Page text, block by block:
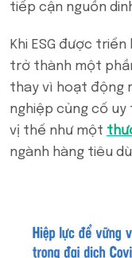
tiếp cận nguồn
Khi ESG được
trở thành một
thay vì hoạt động
nghiệp củng cố
vị thế như một
ngành hàng tiêu